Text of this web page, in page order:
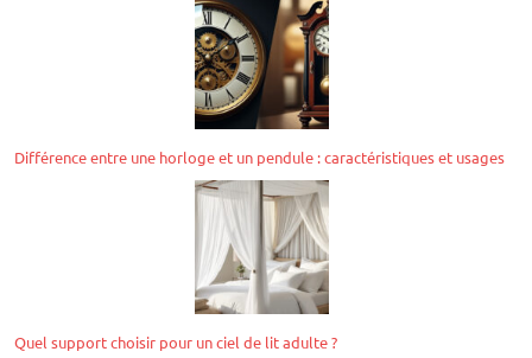
Différence entre une horloge et un pendule : caractéristiques et usages
Quel support choisir pour un ciel de lit adulte ?